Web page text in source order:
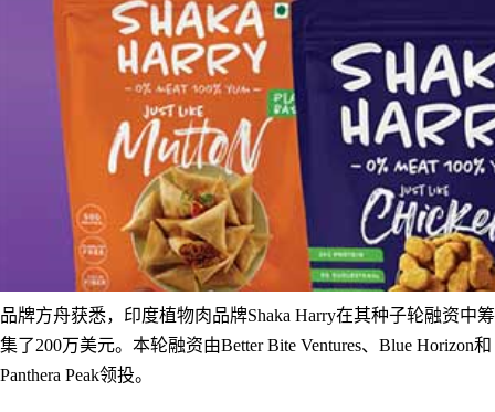
品牌方舟获悉，印度植物肉品牌Shaka Harry在其种子轮融资中筹
集了200万美元。本轮融资由Better Bite Ventures、Blue Horizon和
Panthera Peak领投。